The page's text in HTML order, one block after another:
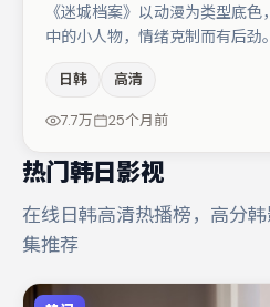
《迷城档案》以动漫为类型底
中的小人物，情绪克制而有后劲
演阵容包括任素汐、黄渤、杨幂
合喜欢抠台词与伏笔的观众。若
这部作品值得关注。
日韩 高清
7.7万 25个月前
热门韩日影视
在线日韩高清热播榜，高分
集推荐